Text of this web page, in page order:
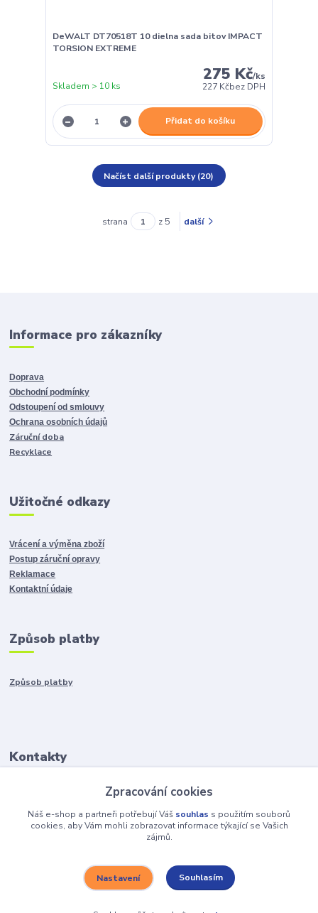
DeWALT DT70518T 10 dielna sada bitov IMPACT
TORSION EXTREME
275 Kč/ks
227 Kčbez DPH
Skladem > 10 ks
Přidat do košíku
Načíst další produkty (20)
strana z 5 další
Informace pro zákazníky
Doprava
Obchodní podmínky
Odstoupení od smlouvy
Ochrana osobních údajů
Záruční doba
Recyklace
Užitočné odkazy
Vrácení a výměna zboží
Postup záruční opravy
Reklamace
Kontaktní údaje
Způsob platby
Způsob platby
Kontakty
Po-Pia 8:00-15:00
Zpracování cookies
Náš e-shop a partneři potřebují Váš souhlas s použitím souborů
cookies, aby Vám mohli zobrazovat informace týkající se Vašich
zájmů.
Nastavení Souhlasím